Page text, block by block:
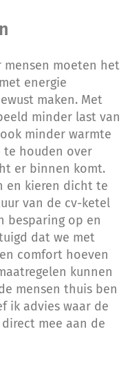
mensen moeten het
energie
maken. Met
minder last van
minder warmte
te houden over
er binnen komt.
en kieren dicht te
van de cv-ketel
besparing op en
dat we met
comfort hoeven
kunnen
mensen thuis ben
ik advies waar de
mee aan de